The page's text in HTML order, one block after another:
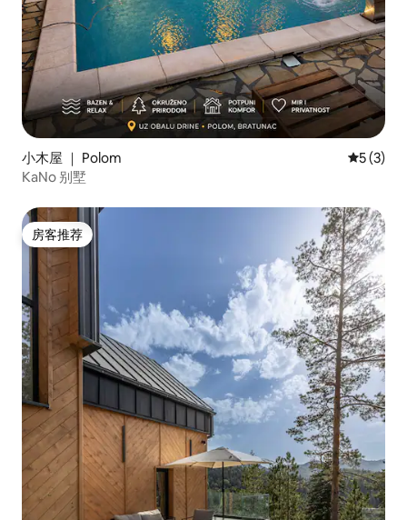
小木屋 ｜ Polom 平均评分
5 (3)
KaNo 别墅
房客推荐
房客推荐